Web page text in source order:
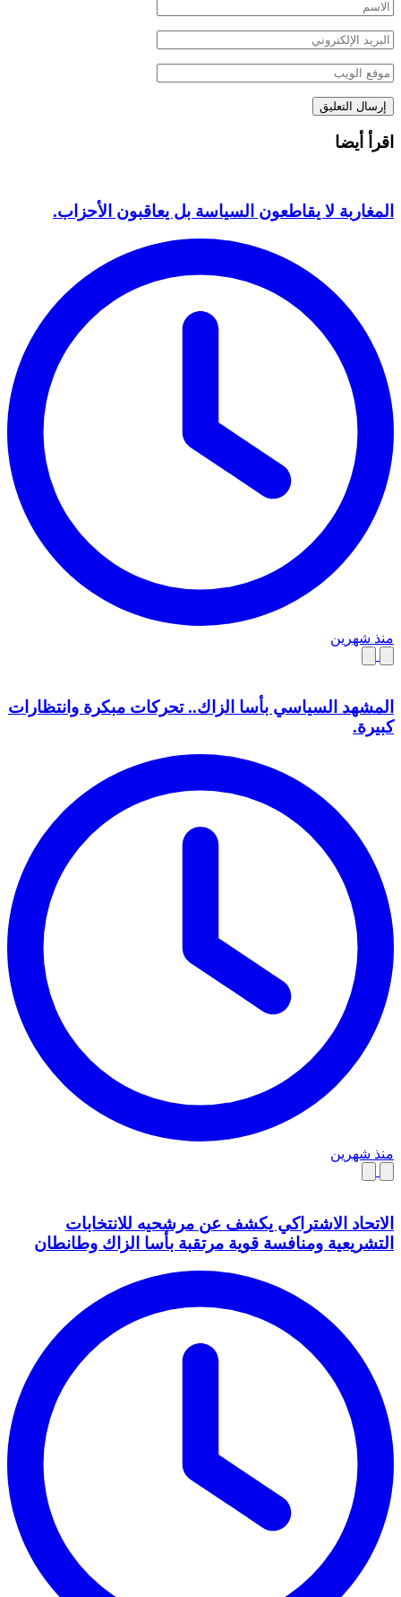
اقرأ أيضا
المغاربة لا يقاطعون السياسة بل يعاقبون الأحزاب.
منذ شهرين
المشهد السياسي بأسا الزاك.. تحركات مبكرة وانتظارات
كبيرة.
منذ شهرين
الاتحاد الاشتراكي يكشف عن مرشحيه للانتخابات
التشريعية ومنافسة قوية مرتقبة بأسا الزاك وطانطان